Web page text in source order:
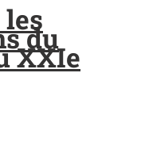
les
du
XXIe